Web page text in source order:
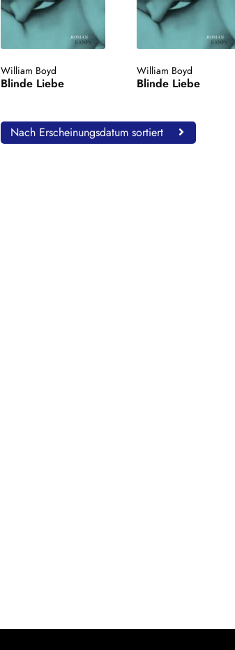
William Boyd
Blinde Liebe
William Boyd
Blinde Liebe
Nach Erscheinungsdatum sortiert